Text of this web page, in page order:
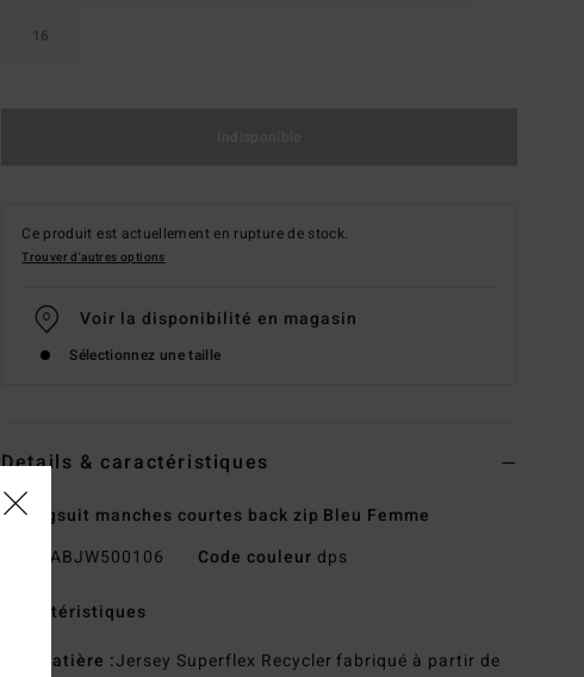
16
Ce produit est actuellement en rupture de stock.
Trouver d'autres options
Voir la disponibilité en magasin
Sélectionnez une taille
Details & caractéristiques
Springsuit manches courtes back zip Bleu Femme
ABJW500106 Code couleur dps
Caractéristiques
Matière :Jersey Superflex Recycler fabriqué à partir de